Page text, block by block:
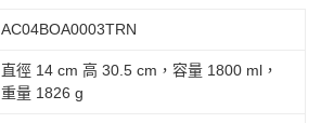
AC04BOA0003TRN
直徑 14 cm 高 30.5 cm，容量 1800 ml，
重量 1826 g